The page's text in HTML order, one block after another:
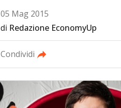
05 Mag 2015
di Redazione EconomyUp
Condividi